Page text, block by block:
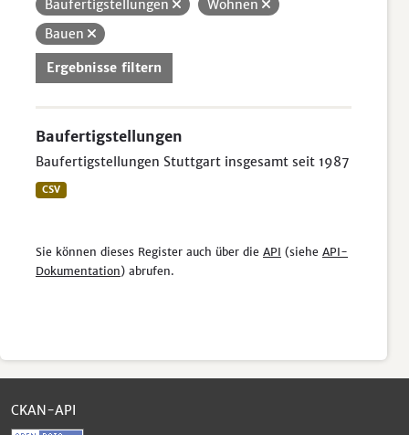
Baufertigstellungen
Wohnen
Bauen
Ergebnisse filtern
Baufertigstellungen
Baufertigstellungen Stuttgart insgesamt seit 1987
CSV
Sie können dieses Register auch über die API (siehe API-
Dokumentation) abrufen.
CKAN-API